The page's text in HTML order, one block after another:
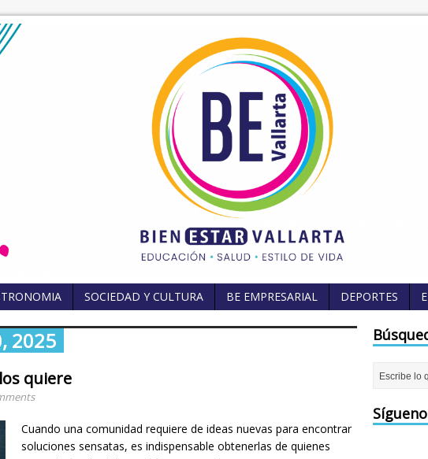
SOCIEDAD Y CULTURA BE EMPRESARIAL DEPORTES
2025
quiere
Cuando una comunidad requiere de ideas nuevas para encontrar
soluciones sensatas, es indispensable obtenerlas de quienes